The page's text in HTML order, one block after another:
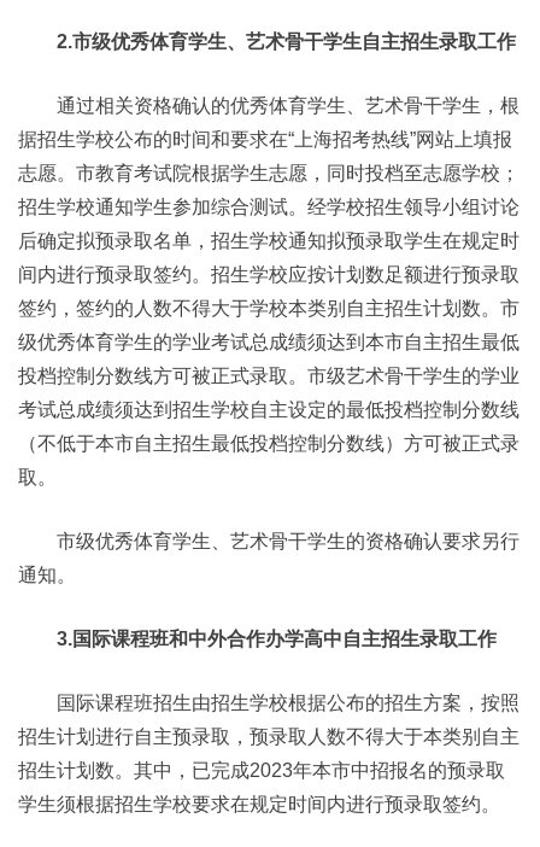
2.市级优秀体育学生、艺术骨干学生自主招生录取工作
通过相关资格确认的优秀体育学生、艺术骨干学生，根
据招生学校公布的时间和要求在“上海招考热线”网站上填报
志愿。市教育考试院根据学生志愿，同时投档至志愿学校；
招生学校通知学生参加综合测试。经学校招生领导小组讨论
后确定拟预录取名单，招生学校通知拟预录取学生在规定时
间内进行预录取签约。招生学校应按计划数足额进行预录取
签约，签约的人数不得大于学校本类别自主招生计划数。市
级优秀体育学生的学业考试总成绩须达到本市自主招生最低
投档控制分数线方可被正式录取。市级艺术骨干学生的学业
考试总成绩须达到招生学校自主设定的最低投档控制分数线
（不低于本市自主招生最低投档控制分数线）方可被正式录
取。
市级优秀体育学生、艺术骨干学生的资格确认要求另行
通知。
3.国际课程班和中外合作办学高中自主招生录取工作
国际课程班招生由招生学校根据公布的招生方案，按照
招生计划进行自主预录取，预录取人数不得大于本类别自主
招生计划数。其中，已完成2023年本市中招报名的预录取
学生须根据招生学校要求在规定时间内进行预录取签约。